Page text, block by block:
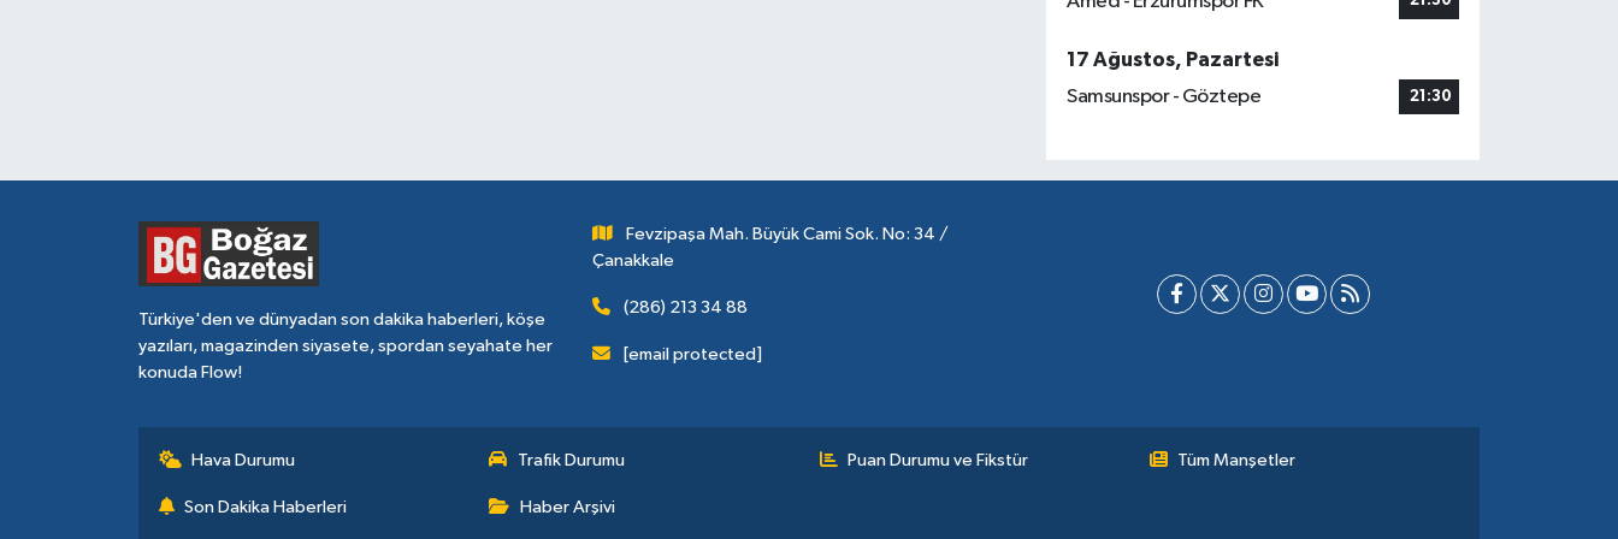
17 Ağustos, Pazartesi
Samsunspor - Göztepe
21:30
Türkiye'den ve dünyadan son dakika haberleri, köşe
yazıları, magazinden siyasete, spordan seyahate her
konuda Flow!
Fevzipaşa Mah. Büyük Cami Sok. No: 34 /
Çanakkale
(286) 213 34 88
[email protected]
Hava Durumu Trafik Durumu Puan Durumu ve Fikstür Tüm Manşetler
Son Dakika Haberleri Haber Arşivi